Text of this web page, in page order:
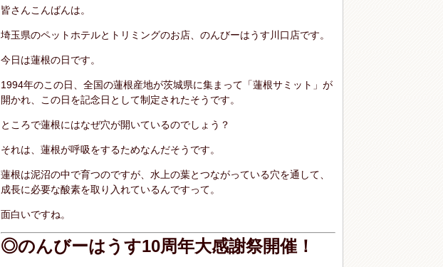
皆さんこんばんは。
埼玉県のペットホテルとトリミングのお店、のんびーはうす川口店です。
今日は蓮根の日です。
1994年のこの日、全国の蓮根産地が茨城県に集まって「蓮根サミット」が
開かれ、この日を記念日として制定されたそうです。
ところで蓮根にはなぜ穴が開いているのでしょう？
それは、蓮根が呼吸をするためなんだそうです。
蓮根は泥沼の中で育つのですが、水上の葉とつながっている穴を通して、
成長に必要な酸素を取り入れているんですって。
面白いですね。
◎のんびーはうす10周年大感謝祭開催！